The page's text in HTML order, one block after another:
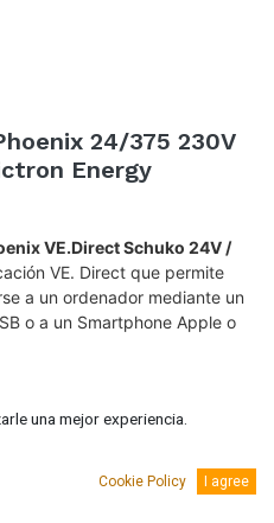
24/375 230V
Energy
VE.Direct Schuko 24V /
VE. Direct que permite
a un ordenador mediante un
o a un Smartphone Apple o
una mejor experiencia.
Cookie Policy I agree